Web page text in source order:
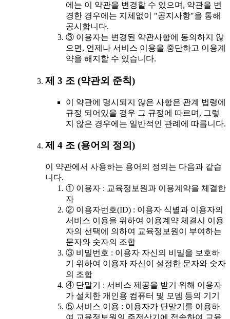
에는 이 약관을 변경할 수 있으며, 약관을 변
경한 경우에는 지체없이 "공지사항"을 통해
공시합니다.
③ 이용자는 변경된 약관사항에 동의하지 않
으면, 언제나 서비스 이용을 중단하고 이용계
약을 해지할 수 있습니다.
제 3 조 (약관외 준칙)
이 약관에 명시되지 않은 사항은 관계 법령에
규정 되어있을 경우 그 규정에 따르며, 그렇
지 않은 경우에는 일반적인 관례에 따릅니다.
제 4 조 (용어의 정의)
이 약관에서 사용하는 용어의 정의는 다음과 같습
니다.
① 이용자 : 교육정보원과 이용계약을 체결한
자
② 이용자번호(ID) : 이용자 식별과 이용자의
서비스 이용을 위하여 이용계약 체결시 이용
자의 선택에 의하여 교육정보원이 부여하는
문자와 숫자의 조합
③ 비밀번호 : 이용자 자신의 비밀을 보호하
기 위하여 이용자 자신이 설정한 문자와 숫자
의 조합
④ 단말기 : 서비스 제공을 받기 위해 이용자
가 설치한 개인용 컴퓨터 및 모뎀 등의 기기
⑤ 서비스 이용 : 이용자가 단말기를 이용하